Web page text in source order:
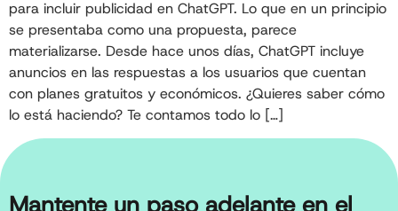
para incluir publicidad en ChatGPT. Lo que en un principio
se presentaba como una propuesta, parece
materializarse. Desde hace unos días, ChatGPT incluye
anuncios en las respuestas a los usuarios que cuentan
con planes gratuitos y económicos. ¿Quieres saber cómo
lo está haciendo? Te contamos todo lo […]